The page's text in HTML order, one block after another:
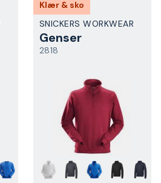
Klær & sko
SNICKERS WORKWEAR
Genser
2818